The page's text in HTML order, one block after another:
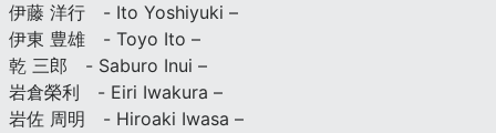
伊藤 洋行 - Ito Yoshiyuki –
伊東 豊雄 - Toyo Ito –
乾 三郎 - Saburo Inui –
岩倉榮利 - Eiri Iwakura –
岩佐 周明 - Hiroaki Iwasa –